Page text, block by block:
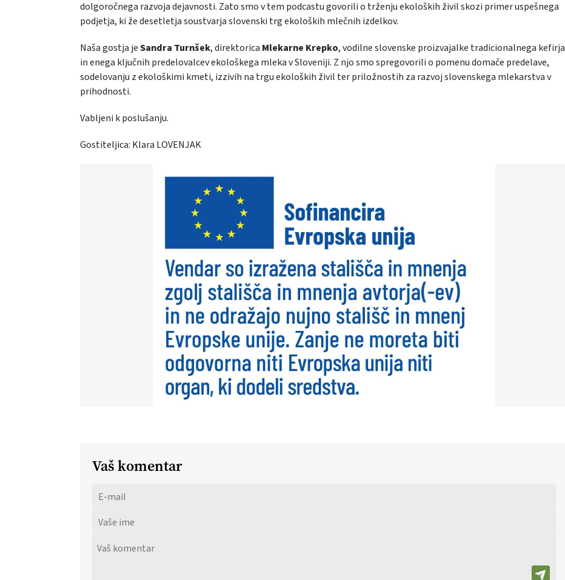
dolgoročnega razvoja dejavnosti. Zato smo v tem podcastu govorili o trženju ekoloških živil skozi primer uspešnega
podjetja, ki že desetletja soustvarja slovenski trg ekoloških mlečnih izdelkov.
Naša gostja jeSandra Turnšek, direktorica Mlekarne Krepko, vodilne slovenske proizvajalke tradicionalnega kefirja
in enega ključnih predelovalcev ekološkega mleka v Sloveniji. Z njo smo spregovorili o pomenu domače predelave,
sodelovanju z ekološkimi kmeti, izzivih na trgu ekoloških živil ter priložnostih za razvoj slovenskega mlekarstva v
prihodnosti.
Vabljeni k poslušanju.
Gostiteljica: Klara LOVENJAK
Vaš komentar